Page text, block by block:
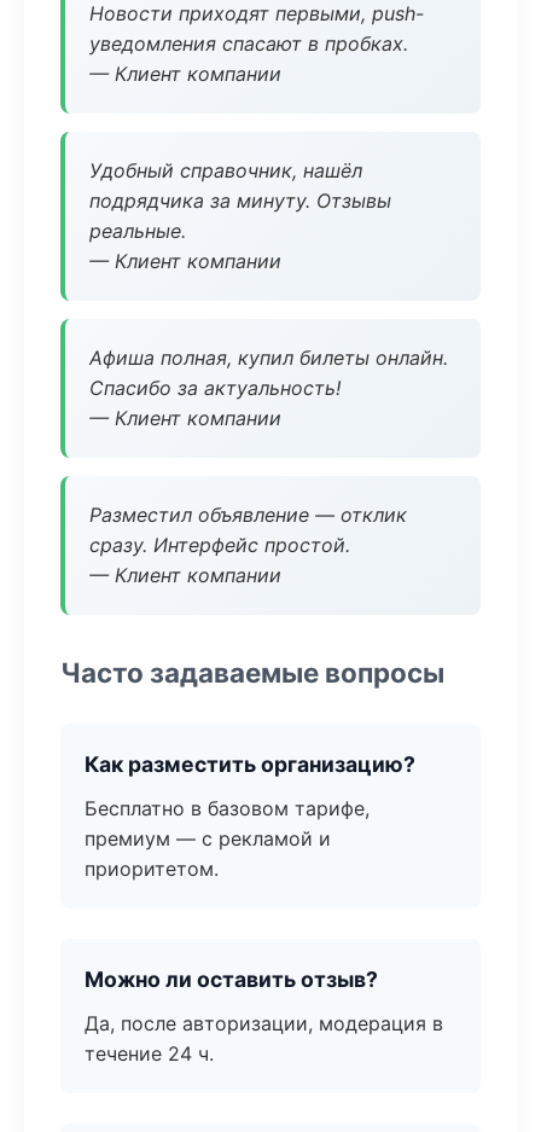
Новости приходят первыми, push-
уведомления спасают в пробках.
— Клиент компании
Удобный справочник, нашёл
подрядчика за минуту. Отзывы
реальные.
— Клиент компании
Афиша полная, купил билеты онлайн.
Спасибо за актуальность!
— Клиент компании
Разместил объявление — отклик
сразу. Интерфейс простой.
— Клиент компании
Часто задаваемые вопросы
Как разместить организацию?
Бесплатно в базовом тарифе,
премиум — с рекламой и
приоритетом.
Можно ли оставить отзыв?
Да, после авторизации, модерация в
течение 24 ч.